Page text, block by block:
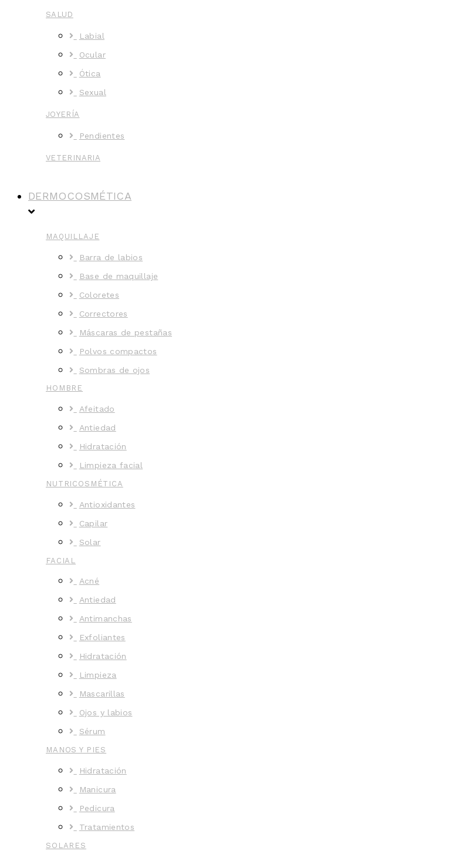
SALUD
Labial
Ocular
Ótica
Sexual
JOYERÍA
Pendientes
VETERINARIA
DERMOCOSMÉTICA
MAQUILLAJE
Barra de labios
Base de maquillaje
Coloretes
Correctores
Máscaras de pestañas
Polvos compactos
Sombras de ojos
HOMBRE
Afeitado
Antiedad
Hidratación
Limpieza facial
NUTRICOSMÉTICA
Antioxidantes
Capilar
Solar
FACIAL
Acné
Antiedad
Antimanchas
Exfoliantes
Hidratación
Limpieza
Mascarillas
Ojos y labios
Sérum
MANOS Y PIES
Hidratación
Manicura
Pedicura
Tratamientos
SOLARES